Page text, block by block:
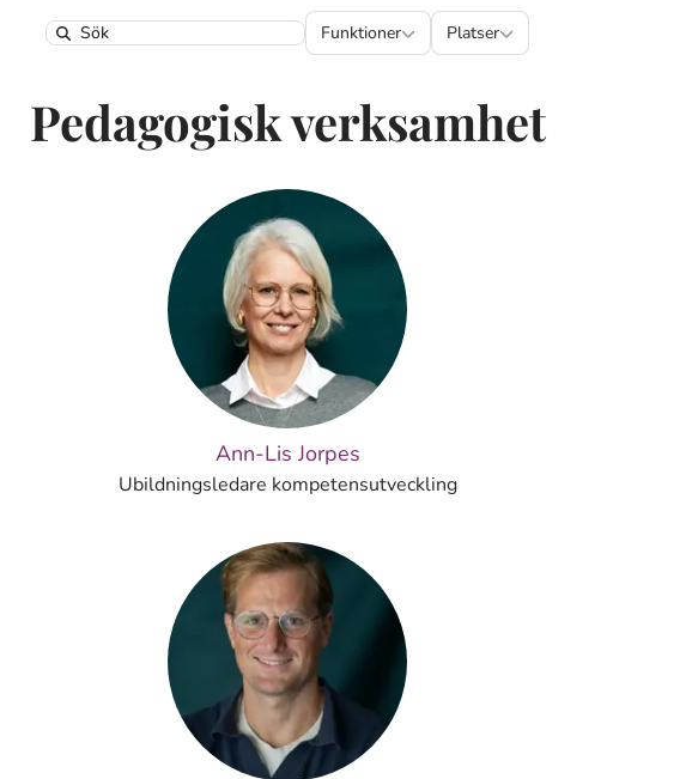
Search
Funktioner
Funktioner Platser
Platser
Pedagogisk verksamhet
Ann-Lis Jorpes
Ubildningsledare kompetensutveckling